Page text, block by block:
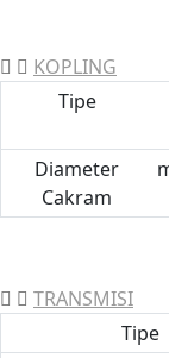
KOPLING
Tipe
Diameter
Cakram
TRANSMISI
Tipe